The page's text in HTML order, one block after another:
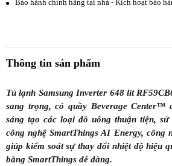
Bảo hành chính hãng tại nhà - Kích hoạt bảo
Thông tin sản phẩm
Tủ lạnh Samsung Inverter 648 lít
sang trọng, có quầy Beverage Center™
sáng tạo các loại đồ uống thuận tiện,
công nghệ SmartThings AI Energy, công
giúp kiểm soát sự thay đổi nhiệt độ hiệu
bằng SmartThings dễ dàng.